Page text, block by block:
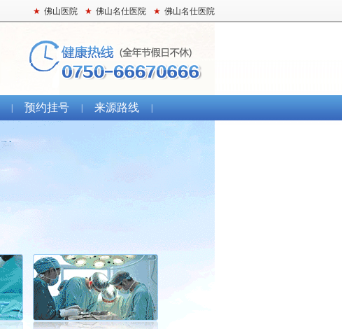
★ 佛山医院 ★ 佛山名仕医院 ★ 佛山名仕医院
预约挂号 来源路线